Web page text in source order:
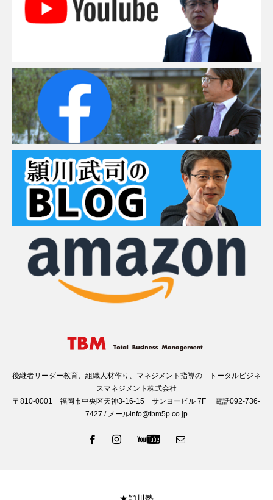
後継者リーダー教育、組織人材作り、マネジメント指導の トータルビジネ
スマネジメント株式会社
〒810-0001 福岡市中央区天神3-16-15 サンヨービル 7F 電話092-736-
7427 / メールinfo@tbm5p.co.jp